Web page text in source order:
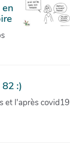
:)
et l'après covid19